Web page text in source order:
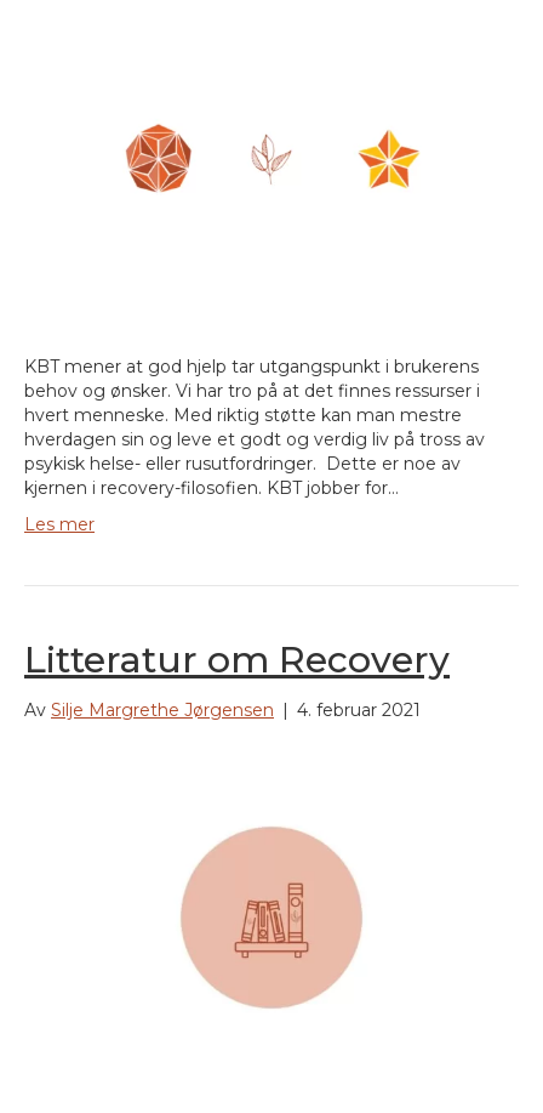
KBT mener at god hjelp tar utgangspunkt i brukerens
behov og ønsker. Vi har tro på at det finnes ressurser i
hvert menneske. Med riktig støtte kan man mestre
hverdagen sin og leve et godt og verdig liv på tross av
psykisk helse- eller rusutfordringer. Dette er noe av
kjernen i recovery-filosofien. KBT jobber for…
Les mer
Litteratur om Recovery
Av Silje Margrethe Jørgensen | 4. februar 2021